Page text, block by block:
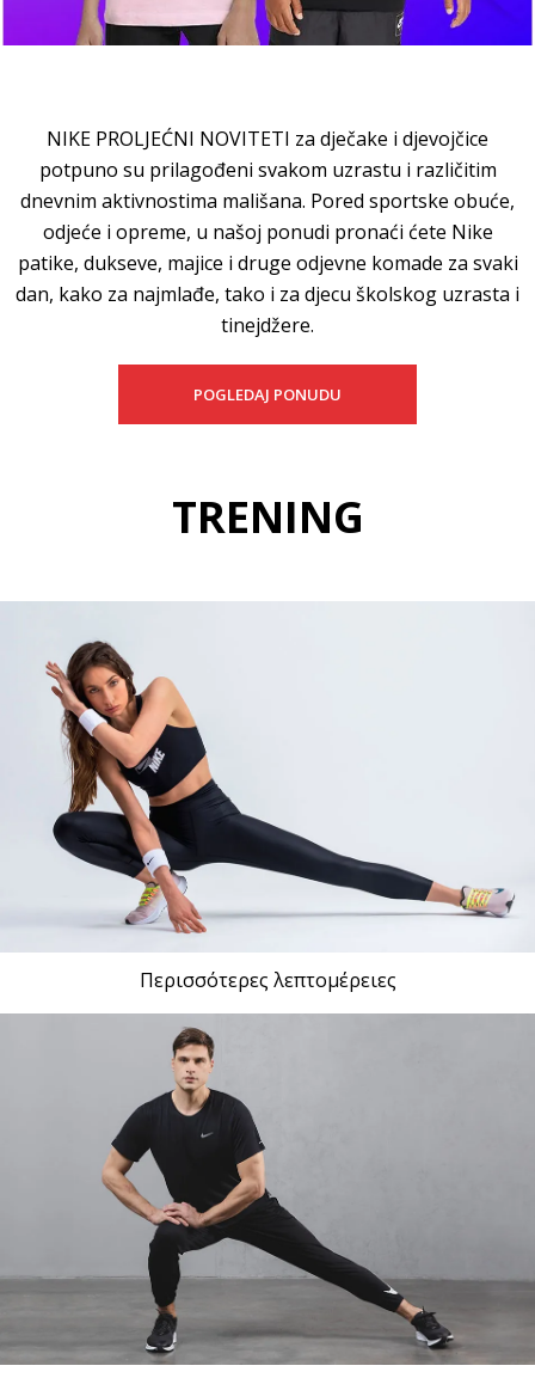
NIKE PROLJEĆNI NOVITETI za dječake i djevojčice
potpuno su prilagođeni svakom uzrastu i različitim
dnevnim aktivnostima mališana. Pored sportske obuće,
odjeće i opreme, u našoj ponudi pronaći ćete Nike
patike, dukseve, majice i druge odjevne komade za svaki
dan, kako za najmlađe, tako i za djecu školskog uzrasta i
tinejdžere.
POGLEDAJ PONUDU
TRENING
Περισσότερες λεπτομέρειες